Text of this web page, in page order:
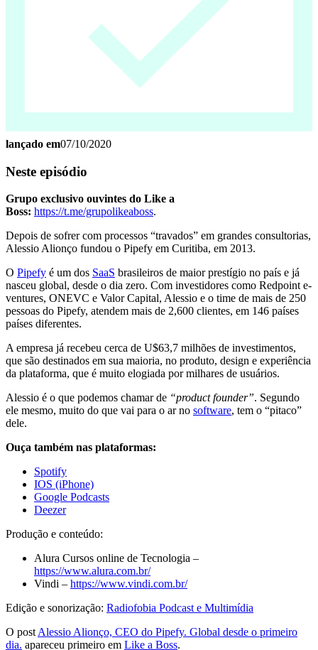
lançado em07/10/2020
Neste episódio
Grupo exclusivo ouvintes do Like a
Boss: https://t.me/grupolikeaboss.
Depois de sofrer com processos “travados” em grandes consultorias,
Alessio Alionço fundou o Pipefy em Curitiba, em 2013.
O Pipefy é um dos SaaS brasileiros de maior prestígio no país e já
nasceu global, desde o dia zero. Com investidores como Redpoint e-
ventures, ONEVC e Valor Capital, Alessio e o time de mais de 250
pessoas do Pipefy, atendem mais de 2,600 clientes, em 146 países
países diferentes.
A empresa já recebeu cerca de U$63,7 milhões de investimentos,
que são destinados em sua maioria, no produto, design e experiência
da plataforma, que é muito elogiada por milhares de usuários.
Alessio é o que podemos chamar de “product founder”. Segundo
ele mesmo, muito do que vai para o ar no software, tem o “pitaco”
dele.
Ouça também nas plataformas:
Spotify
IOS (iPhone)
Google Podcasts
Deezer
Produção e conteúdo:
Alura Cursos online de Tecnologia –
https://www.alura.com.br/
Vindi – https://www.vindi.com.br/
Edição e sonorização: Radiofobia Podcast e Multimídia
O post Alessio Alionço, CEO do Pipefy. Global desde o primeiro
dia. apareceu primeiro em Like a Boss.